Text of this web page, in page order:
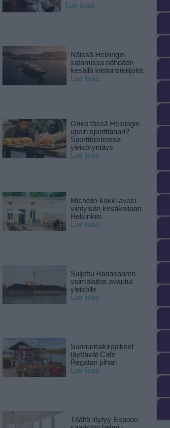
Lue lisää
Näissä Helsingin
satamissa nähdään
kesällä loistoristeilijöitä
Lue lisää
Onko tässä Helsingin
upein sporttibaari?
Sporttibistrossa
yleisöryntäys
Lue lisää
Michelin-kokki avasi
viihtyisän kesäkeitaan
Helsinkiin
Lue lisää
Suljettu Hanasaaren
voimalaitos avautui
yleisölle
Lue lisää
Sunnuntaikirppikset
täyttävät Cafe
Regatan pihan
Lue lisää
Täältä löytyy Espoon